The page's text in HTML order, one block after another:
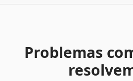
Problemas